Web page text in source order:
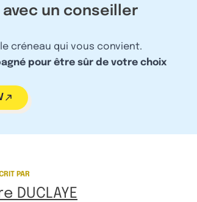
avec un conseiller
le créneau qui vous convient.
pour être sûr de votre choix
PAR
DUCLAYE